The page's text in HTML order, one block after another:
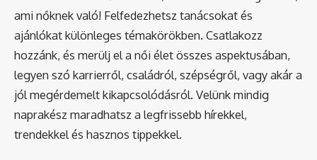
ami nőknek való! Felfedezhetsz tanácsokat és
ajánlókat különleges témakörökben. Csatlakozz
hozzánk, és merülj el a női élet összes aspektusában,
legyen szó karrierről, családról, szépségről, vagy akár a
jól megérdemelt kikapcsolódásról. Velünk mindig
naprakész maradhatsz a legfrissebb hírekkel,
trendekkel és hasznos tippekkel.